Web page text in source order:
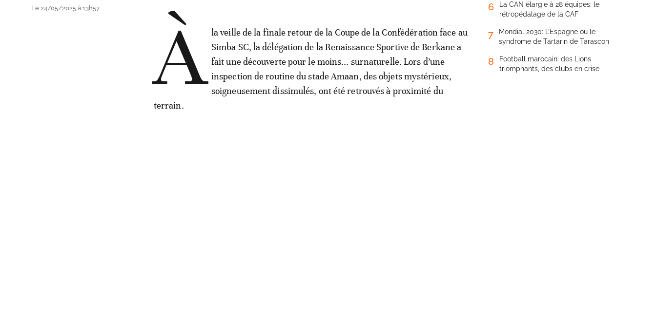
Le 24/05/2025 à 13h57 À la veille de la finale retour de la Coupe de la Confédération face au
Simba SC, la délégation de la Renaissance Sportive de Berkane a
fait une découverte pour le moins... surnaturelle. Lors d’une
inspection de routine du stade Amaan, des objets mystérieux,
soigneusement dissimulés, ont été retrouvés à proximité du
terrain.
6
La CAN élargie à 28 équipes: le
rétropédalage de la CAF
7
Mondial 2030: L’Espagne ou le
syndrome de Tartarin de Tarascon
8
Football marocain: des Lions
triomphants, des clubs en crise